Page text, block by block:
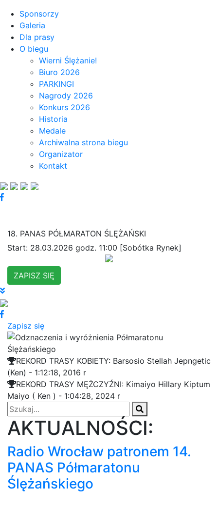
Sponsorzy
Galeria
Dla prasy
O biegu
Wierni Ślężanie!
Biuro 2026
PARKINGI
Nagrody 2026
Konkurs 2026
Historia
Medale
Archiwalna strona biegu
Organizator
Kontakt
18. PANAS PÓŁMARATON ŚLĘŻAŃSKI
Start: 28.03.2026 godz. 11:00 [Sobótka Rynek]
ZAPISZ SIĘ
Zapisz się
REKORD TRASY KOBIETY: Barsosio Stellah Jepngetic
(Ken) - 1:12:18, 2016 r
REKORD TRASY MĘŻCZYŹNI: Kimaiyo Hillary Kiptum
Maiyo ( Ken ) - 1:04:28, 2024 r
AKTUALNOŚCI:
Radio Wrocław patronem 14.
PANAS Półmaratonu
Ślężańskiego